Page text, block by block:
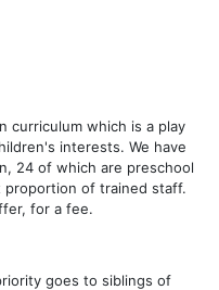
curriculum which is a play
interests. We have
24 of which are preschool
of trained staff.
for a fee.
goes to siblings of